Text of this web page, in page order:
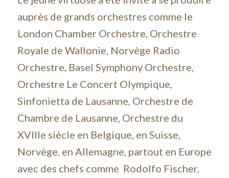
auprès de grands orchestres comme le
London Chamber Orchestre, Orchestre
Royale de Wallonie, Norvège Radio
Orchestre, Basel Symphony Orchestre,
Orchestre Le Concert Olympique,
Sinfonietta de Lausanne, Orchestre de
Chambre de Lausanne, Orchestre du
XVIIIe siècle en Belgique, en Suisse,
Norvège, en Allemagne, partout en Europe
avec des chefs comme Rodolfo Fischer,